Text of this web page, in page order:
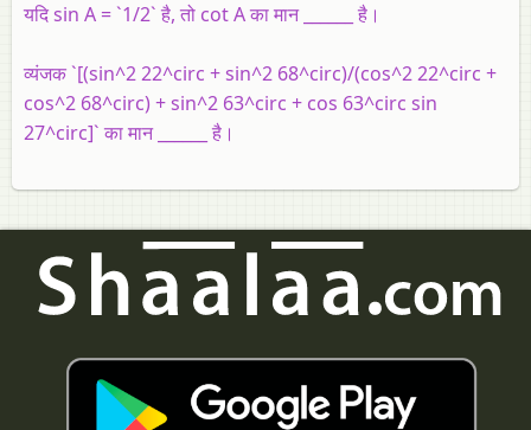
यदि sin A = `1/2` है, तो cot A का मान ______ है।
व्यंजक `[(sin^2 22^circ + sin^2 68^circ)/(cos^2 22^circ +
cos^2 68^circ) + sin^2 63^circ + cos 63^circ sin
27^circ]` का मान ______ है।